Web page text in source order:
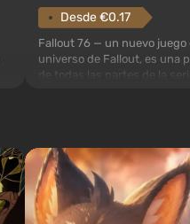
Desde €0.17
Fallout 76 — un nuevo juego
universo de Fallout, es una
de todas las partes de la
abrirse primero después de
caigan las bombas n...